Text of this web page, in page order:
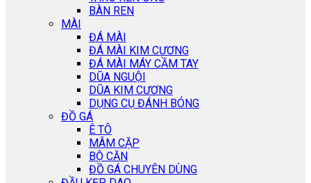
BÀN REN
MÀI
ĐÁ MÀI
ĐÁ MÀI KIM CƯƠNG
ĐÁ MÀI MÁY CẦM TAY
DŨA NGUỘI
DŨA KIM CƯƠNG
DỤNG CỤ ĐÁNH BÓNG
ĐỒ GÁ
Ê TÔ
MÂM CẶP
BỘ CĂN
ĐỒ GÁ CHUYÊN DÙNG